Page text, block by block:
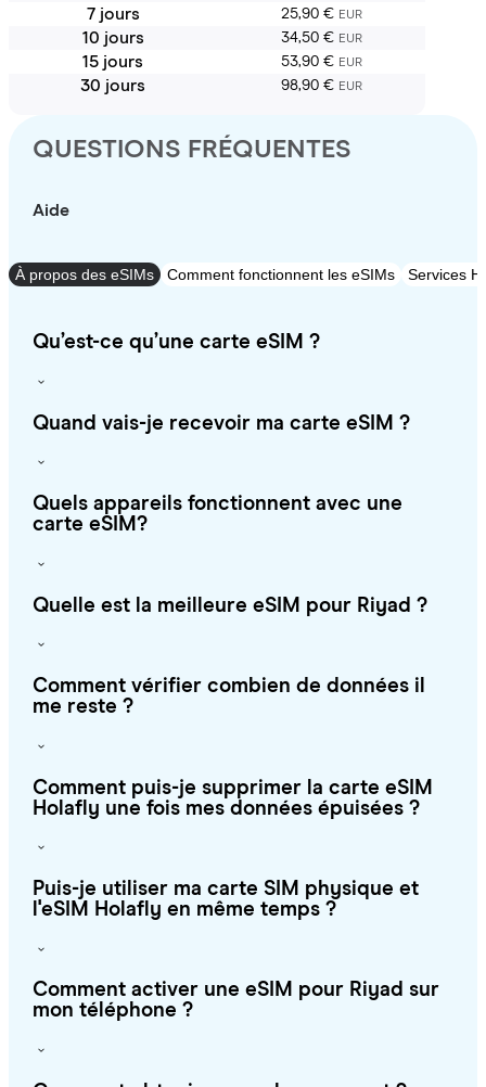
7 jours 25,90 € EUR
10 jours 34,50 € EUR
15 jours 53,90 € EUR
30 jours 98,90 € EUR
QUESTIONS FRÉQUENTES
Aide
À propos des eSIMs Comment fonctionnent les eSIMs Services
Qu’est-ce qu’une carte eSIM ?
Quand vais-je recevoir ma carte eSIM ?
Quels appareils fonctionnent avec une
carte eSIM?
Quelle est la meilleure eSIM pour Riyad ?
Comment vérifier combien de données il
me reste ?
Comment puis-je supprimer la carte eSIM
Holafly une fois mes données épuisées ?
Puis-je utiliser ma carte SIM physique et
l'eSIM Holafly en même temps ?
Comment activer une eSIM pour Riyad sur
mon téléphone ?